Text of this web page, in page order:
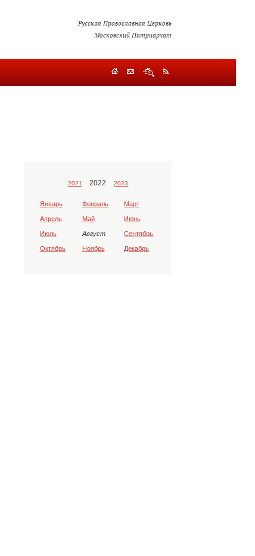
Русская Православная Церковь
Московский Патриархат
2021 2022 2023
Январь Февраль Март
Апрель Май Июнь
Июль Август Сентябрь
Октябрь Ноябрь Декабрь